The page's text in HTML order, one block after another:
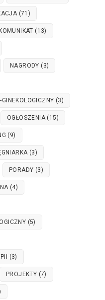
(71)
KOMUNIKAT (13)
NAGRODY (3)
(3)
OGŁOSZENIA(15)
(9)
(3)
PORADY (3)
(4)
(5)
(3)
PROJEKTY (7)